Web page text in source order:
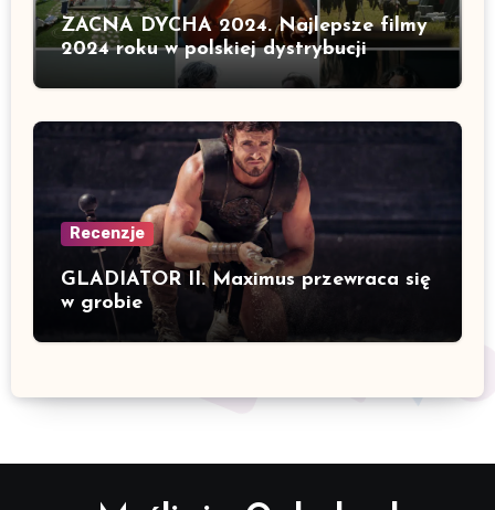
ZACNA DYCHA 2024. Najlepsze filmy
2024 roku w polskiej dystrybucji
Recenzje
GLADIATOR II. Maximus przewraca się
w grobie